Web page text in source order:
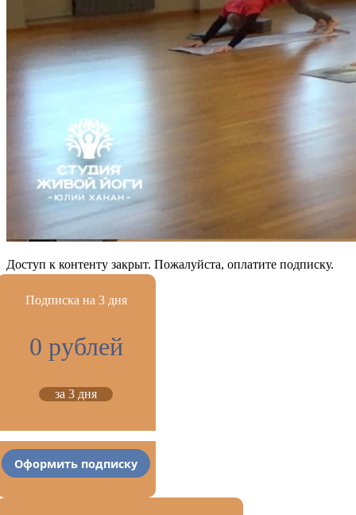
Доступ к контенту закрыт. Пожалуйста, оплатите подписку.
Подписка на 3 дня
0 рублей
за 3 дня
Оформить подписку